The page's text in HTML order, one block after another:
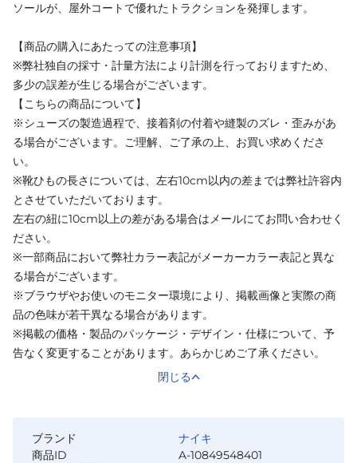
ソールが、屋外コートで優れたトラクションを発揮します。
【商品の購入にあたっての注意事項】
※弊社独自の採寸・計量方法により計測を行っておりますため、
多少の誤差が生じる場合がございます。
【こちらの商品について】
※シューズの製造過程で、接着剤の付着や縫製のズレ・歪みがあ
る場合がございます。ご理解、ご了承の上、お買い求めくださ
い。
※靴ひもの長さについては、左右10cm以内の差までは弊社許容内
とさせていただいております。
左右の紐に10cm以上の差がある場合はメールにてお問い合わせく
ださい。
※一部商品において弊社カラー表記がメーカーカラー表記と異な
る場合がございます。
※ブラウザやお使いのモニター環境により、掲載画像と実際の商
品の色味が若干異なる場合があります。
※掲載の価格・製品のパッケージ・デザイン・仕様について、予
告なく変更することがあります。あらかじめご了承ください。
閉じる
ブランド
ナイキ
商品ID
A-10849548401